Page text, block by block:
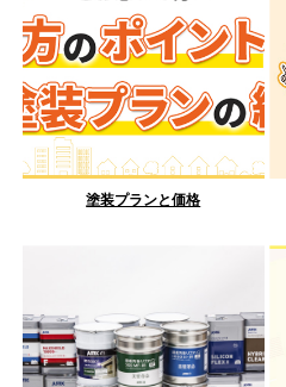
塗装プランと価格